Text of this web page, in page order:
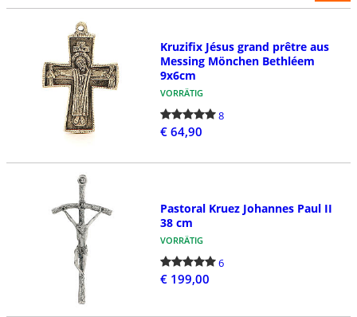
Kruzifix Jésus grand prêtre aus
Messing Mönchen Bethléem
9x6cm
VORRÄTIG
8
€ 64,90
Pastoral Kruez Johannes Paul II
38 cm
VORRÄTIG
6
€ 199,00